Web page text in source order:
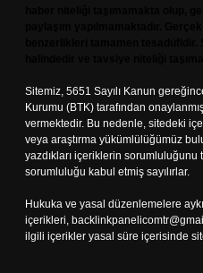
Sitemiz, 5651 Sayılı Kanun
Kurumu (BTK) tarafından
vermektedir. Bu nedenle, sitedeki
veya araştırma yükümlülüğümüz
yazdıkları içeriklerin
sorumluluğu kabul etmiş sayılırlar.
Hukuka ve yasal düzenlemelere
içerikleri,
ilgili içerikler yasal süre içerisinde